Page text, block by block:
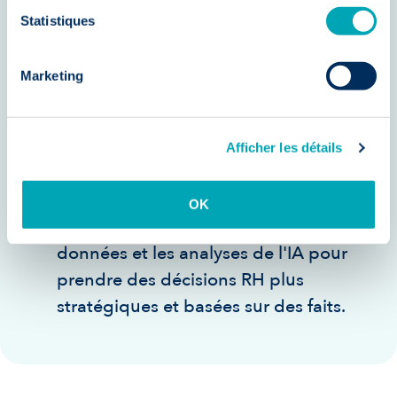
Statistiques
Marketing
Afficher les détails
OK
concentrer sur des initiatives
Meilleure expérience employé :
personnalisé et plus efficace,
l'engagement des employés.
Prise de décision éclairée : Utilisez les
données et les analyses de l'IA pour
prendre des décisions RH plus
stratégiques et basées sur des faits.